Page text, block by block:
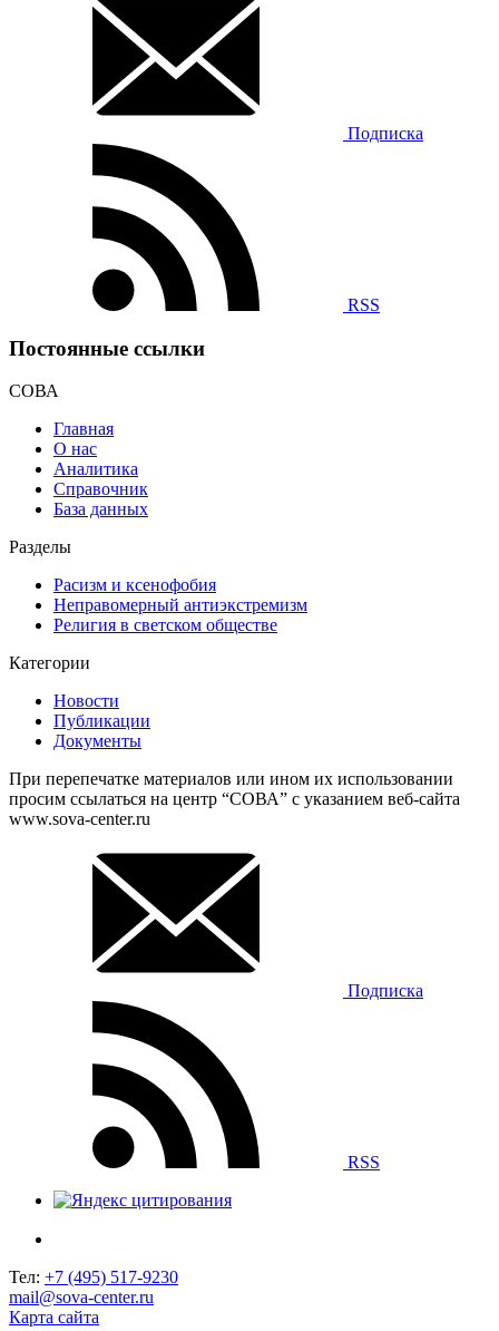
Подписка
RSS
Постоянные ссылки
СОВА
Главная
О нас
Аналитика
Справочник
База данных
Разделы
Расизм и ксенофобия
Неправомерный антиэкстремизм
Религия в светском обществе
Категории
Новости
Публикации
Документы
При перепечатке материалов или ином их использовании
просим ссылаться на центр “СОВА” с указанием веб-сайта
www.sova-center.ru
Подписка
RSS
Тел: +7 (495) 517-9230
mail@sova-center.ru
Карта сайта